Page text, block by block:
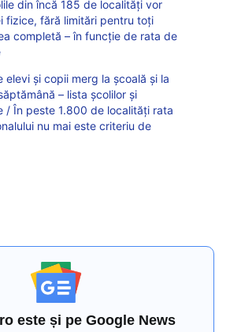
din încă 185 de localități vor
fizice, fără limitări pentru toți
completă – în funcție de rata de
elevi și copii merg la școală și la
– lista școlilor și
/ În peste 1.800 de localități rata
nu mai este criteriu de
este și pe Google News